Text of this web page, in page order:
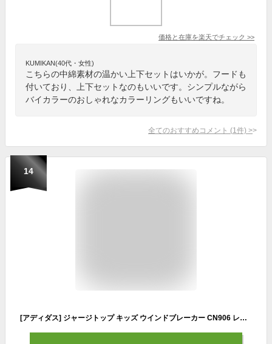
価格と在庫を楽天でチェック >>
KUMIKAN(40代・女性)
こちらの中綿素材の温かい上下セットはいかが。フードも
付いており、上下セットなのもいいです。シンプルながら
バイカラーのおしゃれなカラーリングもいいですね。
全てのおすすめコメント (1 件) >
14
[アディダス] ジャージトップ キッズ ウインドブレーカー CN906 レジェンドインク/ビームイエロー/レジェンドインク(HM7132) J140